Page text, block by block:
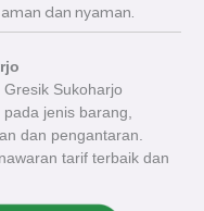
dan nyaman.
Sukoharjo
jenis barang,
dan pengantaran.
tarif terbaik dan